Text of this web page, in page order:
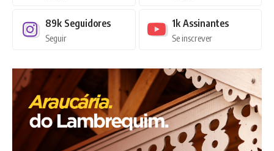
89k Seguidores
Seguir
1k Assinantes
Se inscrever